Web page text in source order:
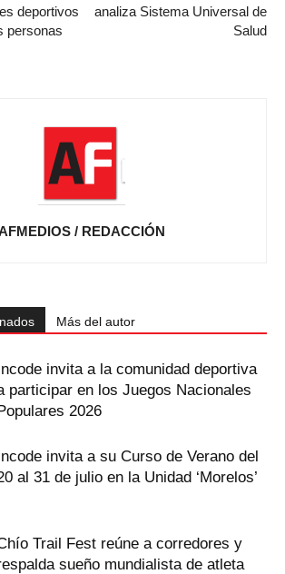
deportivos
personas
analiza Sistema Universal de
Salud
/ REDACCIÓN
Más del autor
invita a la comunidad deportiva
participar en los Juegos Nacionales
2026
invita a su Curso de Verano del
al 31 de julio en la Unidad ‘Morelos’
Trail Fest reúne a corredores y
sueño mundialista de atleta